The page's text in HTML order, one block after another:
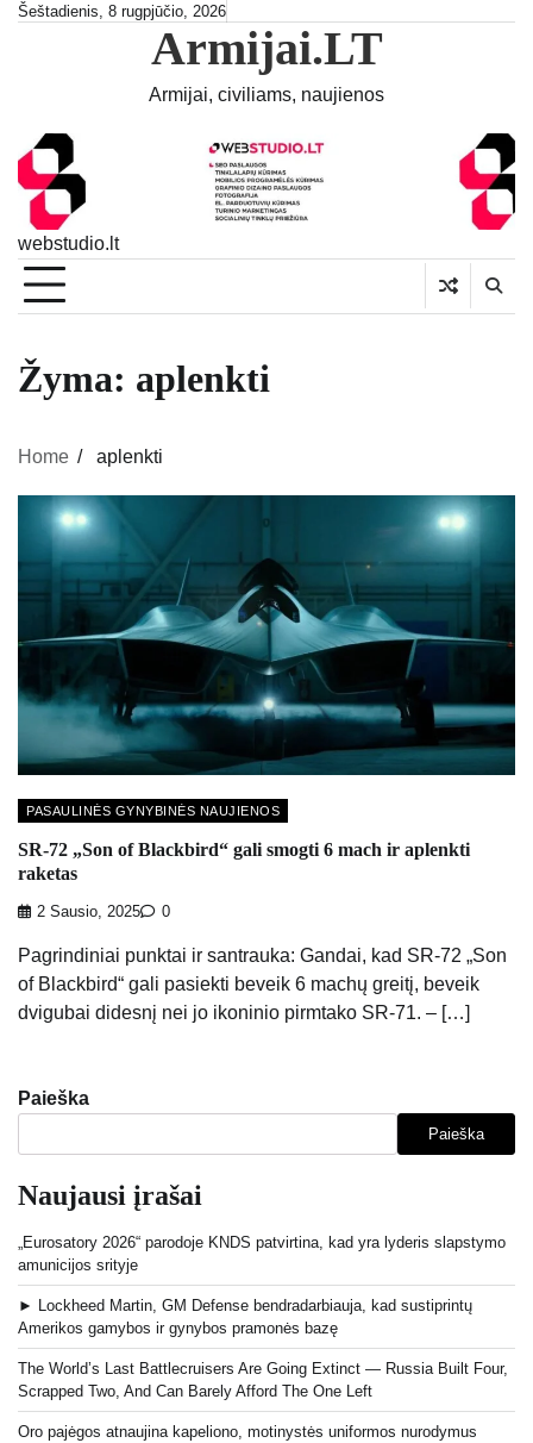
SkipŠeštadienis, 8 rugpjūčio, 2026
Armijai.LT
Armijai, civiliams, naujienos
webstudio.lt
Žyma: aplenkti
Home aplenkti
PASAULINĖS GYNYBINĖS NAUJIENOS
SR-72 „Son of Blackbird“ gali smogti 6 mach ir aplenkti
raketas
2 Sausio, 2025 0
Pagrindiniai punktai ir santrauka: Gandai, kad SR-72 „Son
of Blackbird“ gali pasiekti beveik 6 machų greitį, beveik
dvigubai didesnį nei jo ikoninio pirmtako SR-71. – […]
Paieška
Paieška
Naujausi įrašai
„Eurosatory 2026“ parodoje KNDS patvirtina, kad yra lyderis slapstymo
amunicijos srityje
► Lockheed Martin, GM Defense bendradarbiauja, kad sustiprintų
Amerikos gamybos ir gynybos pramonės bazę
The World’s Last Battlecruisers Are Going Extinct — Russia Built Four,
Scrapped Two, And Can Barely Afford The One Left
Oro pajėgos atnaujina kapeliono, motinystės uniformos nurodymus